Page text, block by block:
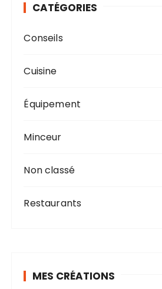
CATÉGORIES
Conseils
Cuisine
Équipement
Minceur
Non classé
Restaurants
MES CRÉATIONS